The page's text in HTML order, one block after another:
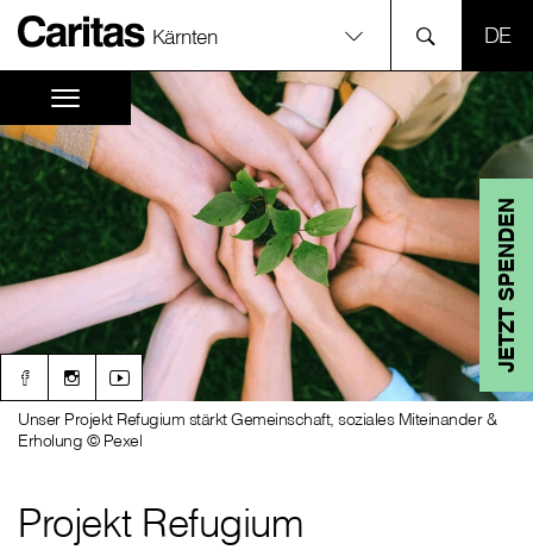
Kärnten
JETZT SPENDEN
Projekt Refugium
Unser Projekt Refugium stärkt Gemeinschaft, soziales Miteinander &
Erholung © Pexel